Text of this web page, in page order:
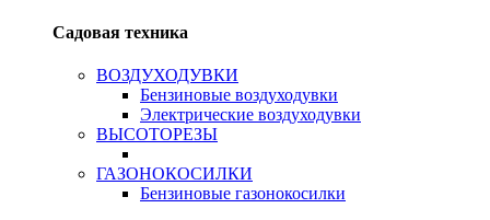
Садовая техника
ВОЗДУХОДУВКИ
Бензиновые воздуходувки
Электрические воздуходувки
ВЫСОТОРЕЗЫ
ГАЗОНОКОСИЛКИ
Бензиновые газонокосилки